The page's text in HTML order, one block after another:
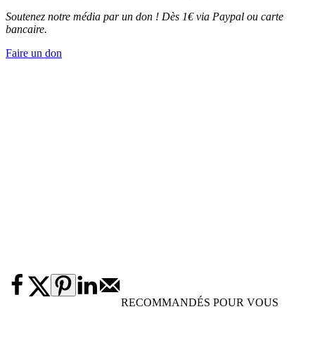
Soutenez notre média par un don ! Dès 1€ via Paypal ou carte
bancaire.
Faire un don
RECOMMANDÉS POUR VOUS